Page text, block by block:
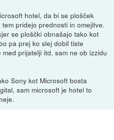
hotel, da bi se plošček
pridejo prednosti in omejitve.
se ploščki obnašajo tako kot
pa prej ko slej dobil tiste
prijatelji itd, sam ne ob izzidu
Sony kot Microsoft bosta
sam microsoft je hotel to